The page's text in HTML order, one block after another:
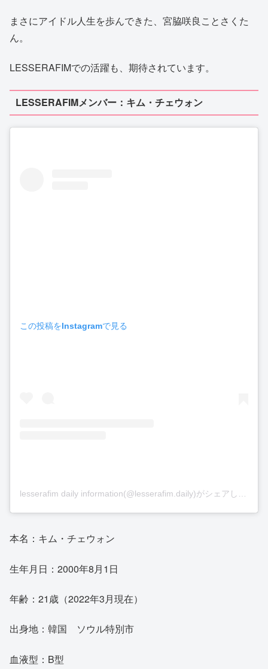
まさにアイドル人生を歩んできた、宮脇咲良ことさくた
ん。
LESSERAFIMでの活躍も、期待されています。
LESSERAFIMメンバー：キム・チェウォン
この投稿をInstagramで見る
本名：キム・チェウォン
生年月日：2000年8月1日
年齢：21歳（2022年3月現在）
出身地：韓国 ソウル特別市
血液型：B型